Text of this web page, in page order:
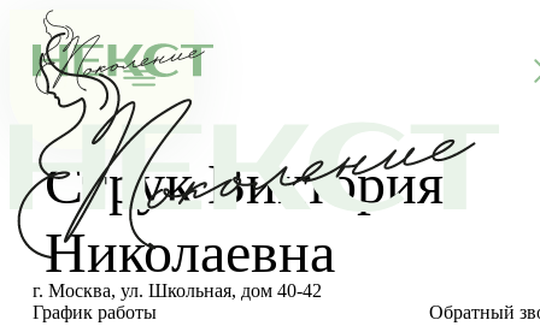
г. Москва, ул. Школьная, дом 40-42
График работы
Обратный
Струк Виктория
Николаевна